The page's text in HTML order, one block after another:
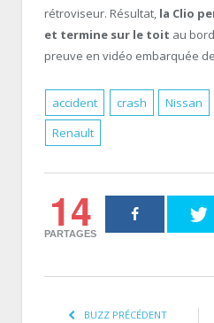
rétroviseur. Résultat, la Clio
et termine sur le toit au
preuve en vidéo embarquée de
accident crash Nissan
Renault
14
PARTAGES
BUZZ PRÉCÉDENT